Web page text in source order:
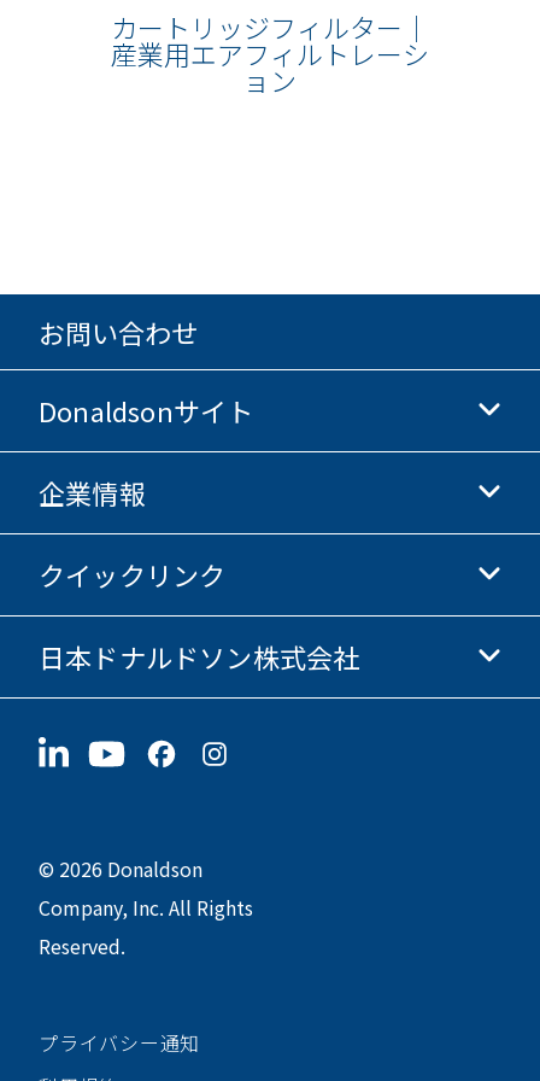
カートリッジフィルター｜
産業用エアフィルトレーシ
ョン
お問い合わせ
Donaldsonサイト
Donaldsonライフサイエンス
Donaldsonオンラインストア
企業情報
企業情報
倫理・コンプライアンス
採用情報
クイックリンク
投資家情報
サプライヤー情報
サステナビリティ
日本ドナルドソン株式会社
〒190-0022
© 2026 Donaldson
Company, Inc. All Rights
Reserved.
プライバシー通知